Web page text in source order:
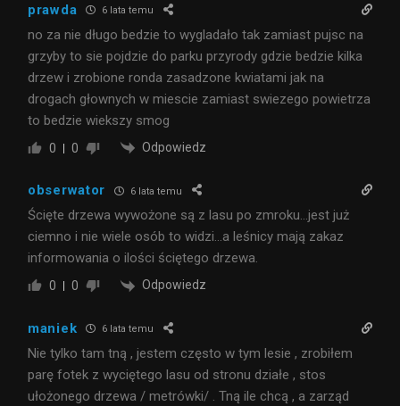
prawda 6 lata temu
no za nie długo bedzie to wygladało tak zamiast pujsc na
grzyby to sie pojdzie do parku przyrody gdzie bedzie kilka
drzew i zrobione ronda zasadzone kwiatami jak na
drogach głownych w miescie zamiast swiezego powietrza
to bedzie wiekszy smog
0 0 Odpowiedz
obserwator 6 lata temu
Ścięte drzewa wywożone są z lasu po zmroku…jest już
ciemno i nie wiele osób to widzi…a leśnicy mają zakaz
informowania o ilości ściętego drzewa.
0 0 Odpowiedz
maniek 6 lata temu
Nie tylko tam tną , jestem często w tym lesie , zrobiłem
parę fotek z wyciętego lasu od stronu działe , stos
ułożonego drzewa / metrówki/ . Tną ile chcą , a zarząd